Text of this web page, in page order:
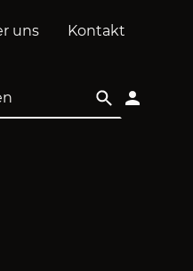
uns Kontakt